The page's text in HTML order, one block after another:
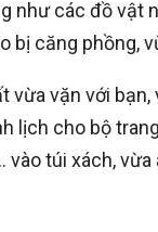
như các đồ vật
bị căng phồng,
vặn với
lịch cho bộ
túi xách,